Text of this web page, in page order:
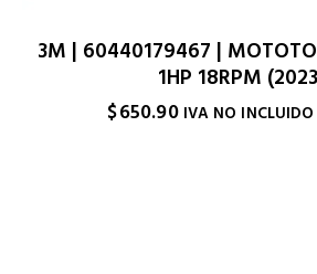
3M | 60440179467 |
1HP 18RPM
$650.90 IVA NO INCLUIDO